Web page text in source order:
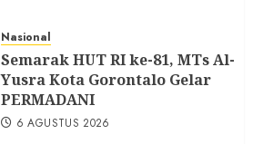
Nasional
Semarak HUT RI ke-81, MTs Al-
Yusra Kota Gorontalo Gelar
PERMADANI
6 AGUSTUS 2026